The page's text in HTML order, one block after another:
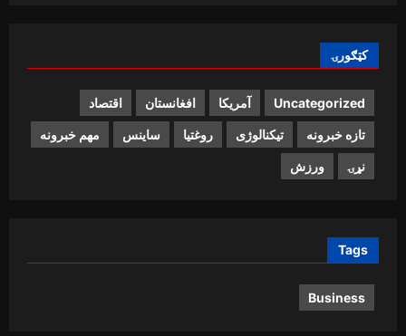
کټګورۍ
Uncategorized آمریکا افغانستان اقتصاد
تازه خبرونه تیکنالوژی روغتیا ساینس مهم خبرونه
نړۍ ورزش
Tags
Business